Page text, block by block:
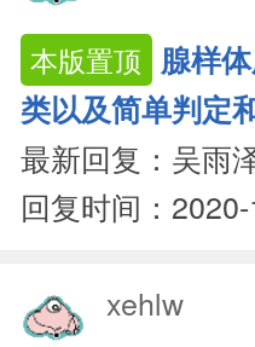
本版置顶 腺样
类以及简单判定
最新回复：吴雨
回复时间：
xehlw